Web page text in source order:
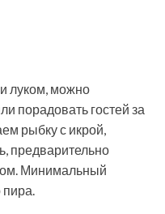
луком, можно
порадовать гостей за
рыбку с икрой,
предварительно
Минимальный